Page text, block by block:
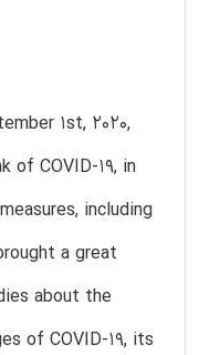
1st, 2020,
of COVID-19, in
including
a great
about the
of COVID-19, its